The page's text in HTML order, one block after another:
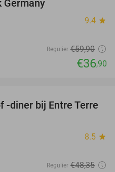
Germany
9.4 star
Regulier €59,90
€36,90
41%
-diner bij Entre Terre
8.5 star
Regulier €48,35